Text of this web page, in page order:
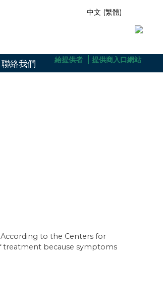
中文 (繁體)
者 給參加者 給提供者 提供商入口網站
聯絡我們
to the Centers for
treatment because symptoms